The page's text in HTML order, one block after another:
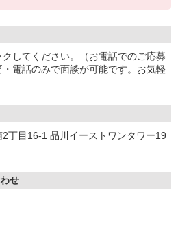
クしてください。（お電話でのご応募
電話のみで面談が可能です。お気軽
2丁目16-1 品川イーストワンタワー19
せ